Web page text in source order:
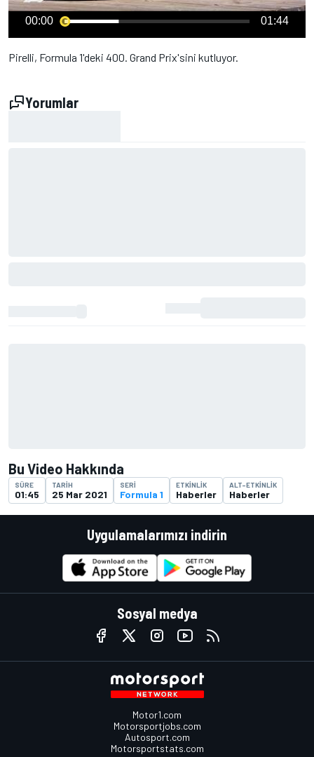
00:00 01:44
Pirelli, Formula 1'deki 400. Grand Prix'sini kutluyor.
Yorumlar
Bu Video Hakkında
SÜRE
01:45
TARIH
25 Mar 2021
SERI
Formula 1
ETKINLIK
Haberler
ALT-ETKINLIK
Haberler
Uygulamalarımızı indirin
Sosyal medya
Motor1.com
Motorsportjobs.com
Autosport.com
Motorsportstats.com